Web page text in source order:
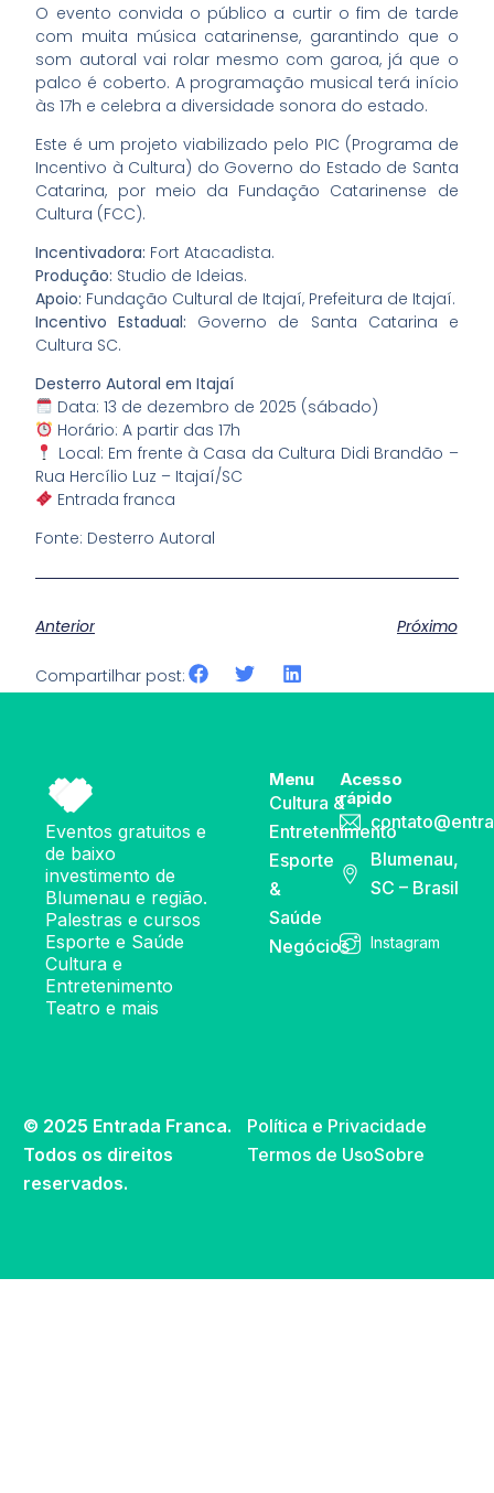
O evento convida o público a curtir o fim de tarde
com muita música catarinense, garantindo que o
som autoral vai rolar mesmo com garoa, já que o
palco é coberto. A programação musical terá início
às 17h e celebra a diversidade sonora do estado.
Este é um projeto viabilizado pelo PIC (Programa de
Incentivo à Cultura) do Governo do Estado de Santa
Catarina, por meio da Fundação Catarinense de
Cultura (FCC).
Incentivadora: Fort Atacadista.
Produção: Studio de Ideias.
Apoio: Fundação Cultural de Itajaí, Prefeitura de Itajaí.
Incentivo Estadual: Governo de Santa Catarina e
Cultura SC.
Desterro Autoral em Itajaí
Data: 13 de dezembro de 2025 (sábado)
Horário: A partir das 17h
Local: Em frente à Casa da Cultura Didi Brandão –
Rua Hercílio Luz – Itajaí/SC
Entrada franca
Fonte: Desterro Autoral
Anterior Próximo
Compartilhar post:
Eventos gratuitos e
de baixo
investimento de
Blumenau e região.
Palestras e cursos
Esporte e Saúde
Cultura e
Entretenimento
Teatro e mais
Menu
Cultura &
Entretenimento
Esporte
&
Saúde
Negócios
Acesso
rápido
Blumenau,
SC – Brasil
Instagram
© 2025 Entrada Franca.
Todos os direitos
reservados.
Política e Privacidade
Termos de UsoSobre